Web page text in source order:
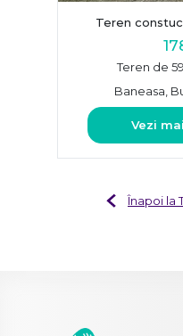
Teren
Teren de
Baneasa,
Vezi
Înapoi la